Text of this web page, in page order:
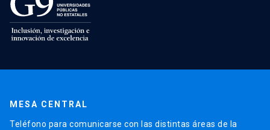
MESA CENTRAL
Teléfono para comunicarse con las distintas áreas de la